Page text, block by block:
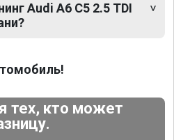
Audi A6 C5 2.5 TDI
тех, кто может